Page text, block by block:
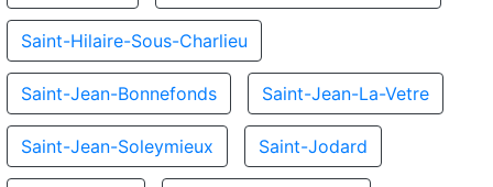
Saint-Hilaire-Sous-Charlieu
Saint-Jean-Bonnefonds Saint-Jean-La-Vetre
Saint-Jean-Soleymieux Saint-Jodard